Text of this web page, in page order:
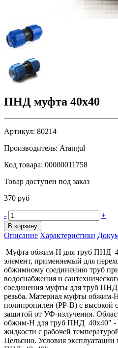
ПНД муфта 40х40
Артикул: 80214
Производитель: Arangul
Код товара: 00000011758
Товар доступен под заказ
370 руб
- +
В корзину
Описание Характеристики
Муфта обжим-Н для труб ПНД
элемент, применяемый для
обжимному соединению труб
водоснабжения и
соединения муфты для труб
резьба. Материал муфты
полипропилен (PP-B) с высокой
защитой от УФ-излучения.
обжим-Н для труб ПНД 40x40" -
жидкости с рабочей
Цельсию. Условия